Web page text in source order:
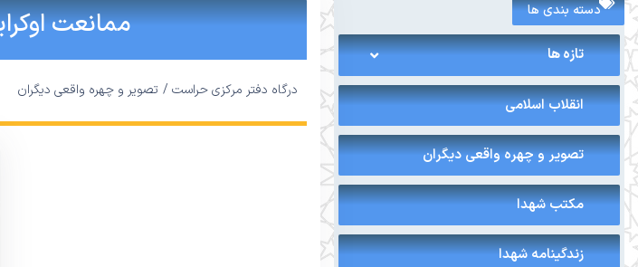
دسته بندی ها
تازه ها
انقلاب اسلامی
تصویر و چهره واقعی دیگران
مکتب شهدا
زندگینامه شهدا
ممانعت
درگاه دفتر مرکزی حراست / تصویر و چهره واقعی دیگران